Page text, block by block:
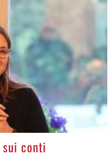
conti